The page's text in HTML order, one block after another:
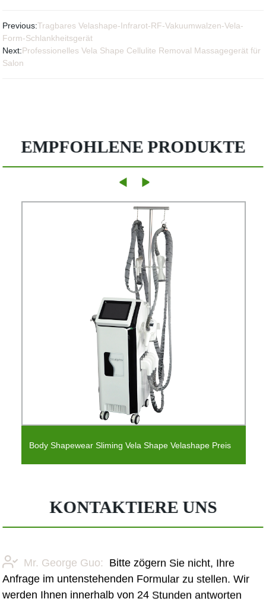
Previous:Tragbares Velashape-Infrarot-RF-Vakuumwalzen-Vela-
Form-Schlankheitsgerät
Next:Professionelles Vela Shape Cellulite Removal Massagegerät für
Salon
EMPFOHLENE PRODUKTE
Body Shapewear Sliming Vela Shape Velashape Preis
KONTAKTIERE UNS
Mr. George Guo:
Bitte zögern Sie nicht, Ihre
Anfrage im untenstehenden Formular zu stellen. Wir
werden Ihnen innerhalb von 24 Stunden antworten